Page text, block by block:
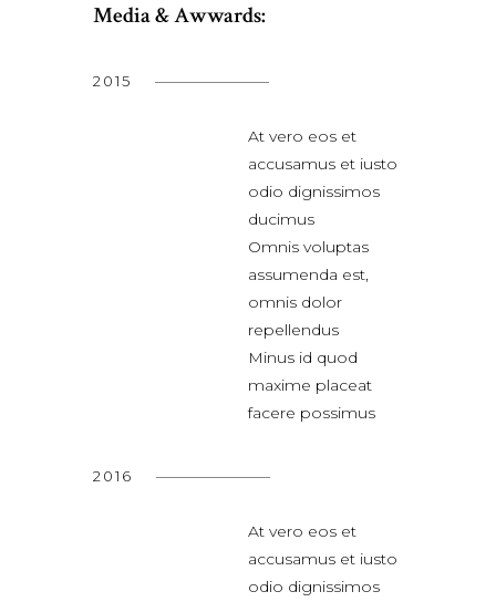
Media & Awwards:
2015
At vero eos et
accusamus et iusto
odio dignissimos
ducimus
Omnis voluptas
assumenda est,
omnis dolor
repellendus
Minus id quod
maxime placeat
facere possimus
2016
At vero eos et
accusamus et iusto
odio dignissimos